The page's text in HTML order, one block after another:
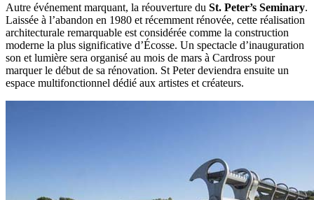
Autre événement marquant, la réouverture du St. Peter’s Seminary.
Laissée à l’abandon en 1980 et récemment rénovée, cette réalisation
architecturale remarquable est considérée comme la construction
moderne la plus significative d’Écosse. Un spectacle d’inauguration
son et lumière sera organisé au mois de mars à Cardross pour
marquer le début de sa rénovation. St Peter deviendra ensuite un
espace multifonctionnel dédié aux artistes et créateurs.